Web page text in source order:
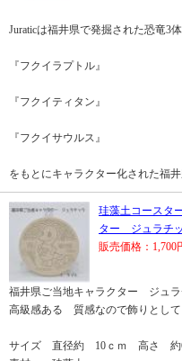
Juraticは福井県で発掘された恐竜3体
『フクイラプトル』
『フクイティタン』
『フクイサウルス』
をもとにキャラクター化された福井
珪藻土コース
ター ジュラチ
販売価格：1,700
福井県ご当地キャラクター ジュ
高級感ある 質感なので飾りとして
サイズ 直径約 10ｃｍ 高さ 約